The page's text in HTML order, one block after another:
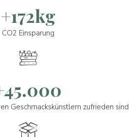
+172kg
CO2 Einsparung
Geschmackskünstlern zufrieden sind